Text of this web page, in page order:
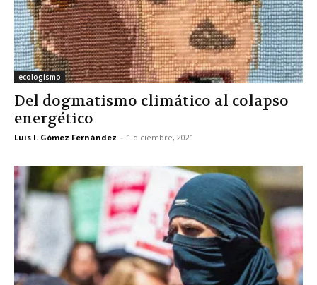
ecologismo
Del dogmatismo climático al colapso
energético
Luis I. Gómez Fernández - 1 diciembre, 2021